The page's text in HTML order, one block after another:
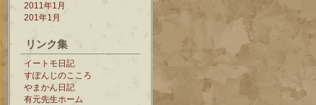
2011年1月
201年1月
リンク集
イートモ日記
すぽんじのこころ
やまかん日記
有元先生ホーム